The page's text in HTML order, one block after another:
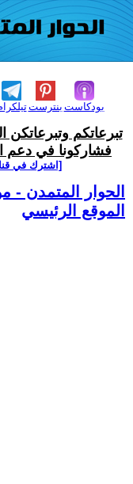
بنترست بودكاست
تبرعاتكم وتبرعاتكن
فشاركونا في دعم
[اشترك في
الحوار المتمدن -
الموقع الرئيسي